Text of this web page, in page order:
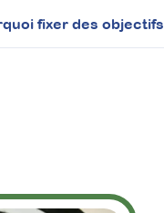
fixer des objectifs